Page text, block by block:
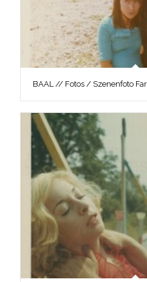
BAAL // Fotos / Szenenfoto